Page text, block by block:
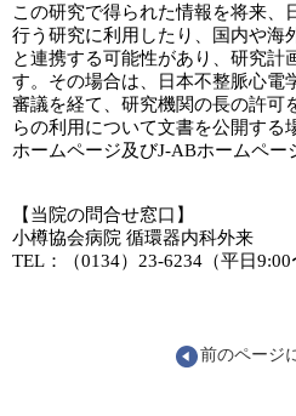
この研究で得られた情報を将来、
行う研究に利用したり、国内や海
と連携する可能性があり、研究計
す。その場合は、日本不整脈心電
審議を経て、研究機関の長の許可
らの利用について文書を公開する
ホームページ及びJ-ABホームペー
【当院の問合せ窓口】
小樽協会病院 循環器内科外来
TEL：（0134）23-6234（平日9:00
前のページ